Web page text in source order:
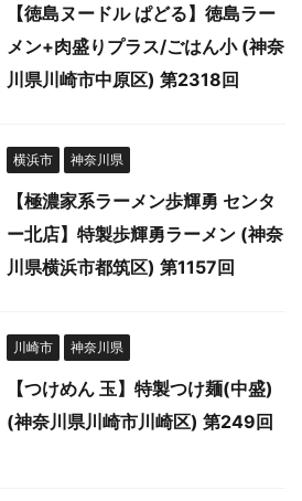
【徳島ヌードル ぱどる】徳島ラー
メン+肉盛りプラス/ごはん小 (神奈
川県川崎市中原区) 第2318回
横浜市 神奈川県
【極濃家系ラーメン歩輝勇 センタ
ー北店】特製歩輝勇ラーメン (神奈
川県横浜市都筑区) 第1157回
川崎市 神奈川県
【つけめん 玉】特製つけ麺(中盛)
(神奈川県川崎市川崎区) 第249回